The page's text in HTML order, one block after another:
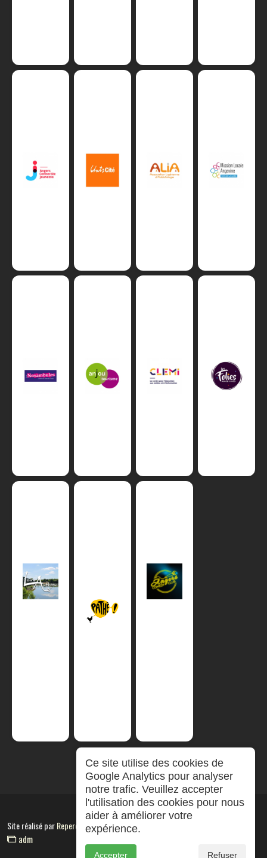
Site réalisé parRepereCom
adm
Ce site utilise des cookies de
Google Analytics pour analyser
notre trafic. Veuillez accepter
l'utilisation des cookies pour nous
aider à améliorer votre
expérience.
Accepter Refuser